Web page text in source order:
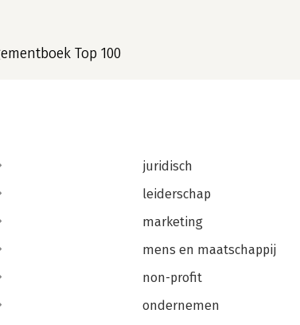
Top 100
juridisch
leiderschap
marketing
mens en maatschappij
non-profit
ondernemen